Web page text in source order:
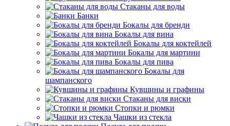
Стаканы для воды
Банки
Бокалы для бренди
Бокалы для вина
Бокалы для коктейлей
Бокалы для мартини
Бокалы для пива
Бокалы для
шампанского
Кувшины и графины
Стаканы для виски
Стопки и рюмки
Чашки из стекла